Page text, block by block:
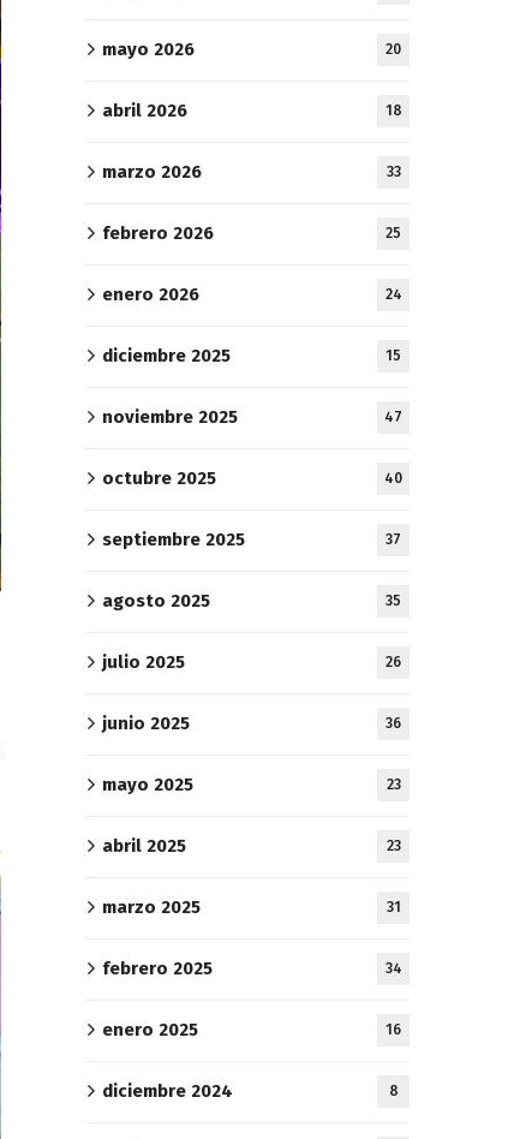
mayo 2026 20
abril 2026 18
marzo 2026 33
febrero 2026 25
enero 2026 24
diciembre 2025 15
noviembre 2025 47
octubre 2025 40
septiembre 2025 37
agosto 2025 35
julio 2025 26
junio 2025 36
mayo 2025 23
abril 2025 23
marzo 2025 31
febrero 2025 34
enero 2025 16
diciembre 2024 8